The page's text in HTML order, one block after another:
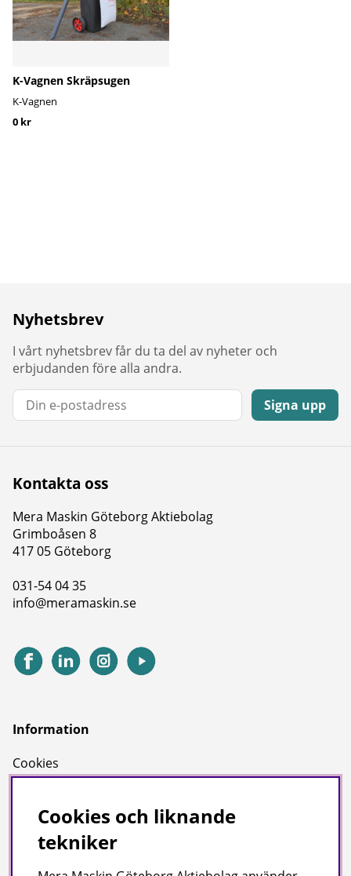
K-Vagnen Skräpsugen
K-Vagnen
0 kr
Nyhetsbrev
I vårt nyhetsbrev får du ta del av nyheter och
erbjudanden före alla andra.
E-post:
Signa upp
Kontakta oss
Mera Maskin Göteborg Aktiebolag
Grimboåsen 8
417 05 Göteborg
031-54 04 35
info@meramaskin.se
Information
Cookies
Miljö
Vi på Mera Maskin är miljödiplomerade enligt svensk
Cookies och liknande
tekniker